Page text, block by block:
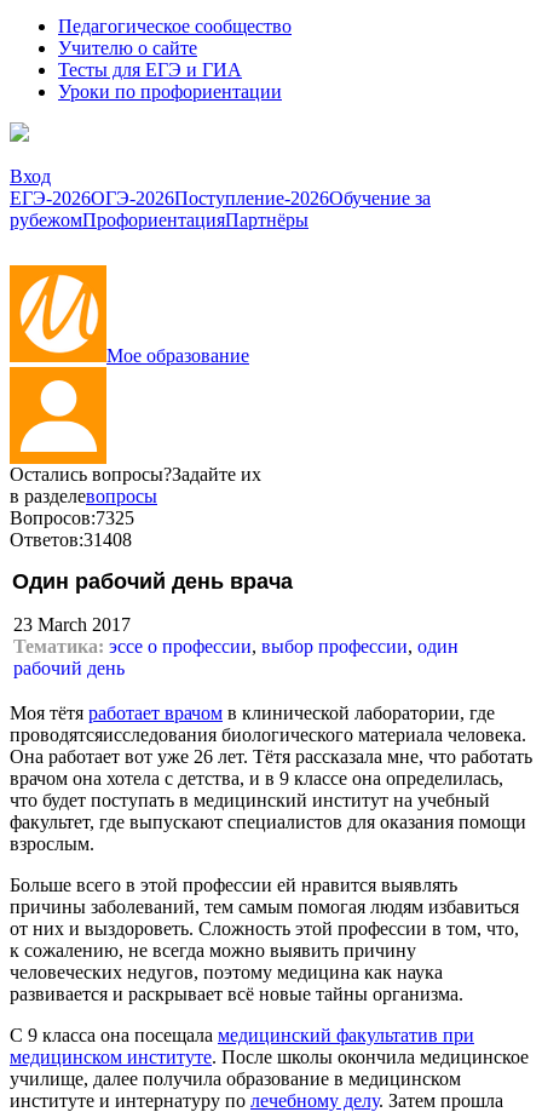
Педагогическое сообщество
Учителю о сайте
Тесты для ЕГЭ и ГИА
Уроки по профориентации
Вход
ЕГЭ-2026ОГЭ-2026Поступление-2026Обучение за
рубежомПрофориентацияПартнёры
Мое образование
Остались вопросы?Задайте их
в разделевопросы
Вопросов:7325
Ответов:31408
Один рабочий день врача
23 March 2017
Тематика: эссе о профессии, выбор профессии, один
рабочий день
Моя тётя работает врачом в клинической лаборатории, где
проводятсяисследования биологического материала человека.
Она работает вот уже 26 лет. Тётя рассказала мне, что работать
врачом она хотела с детства, и в 9 классе она определилась,
что будет поступать в медицинский институт на учебный
факультет, где выпускают специалистов для оказания помощи
взрослым.
Больше всего в этой профессии ей нравится выявлять
причины заболеваний, тем самым помогая людям избавиться
от них и выздороветь. Сложность этой профессии в том, что,
к сожалению, не всегда можно выявить причину
человеческих недугов, поэтому медицина как наука
развивается и раскрывает всё новые тайны организма.
С 9 класса она посещала медицинский факультатив при
медицинском институте. После школы окончила медицинское
училище, далее получила образование в медицинском
институте и интернатуру по лечебному делу. Затем прошла